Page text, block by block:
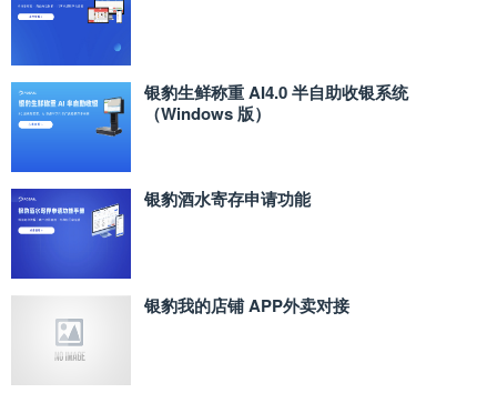
银豹生鲜称重 AI4.0 半自助收银系统
（Windows 版）
银豹酒水寄存申请功能
银豹我的店铺 APP外卖对接